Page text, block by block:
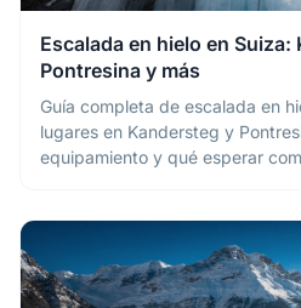
Escalada en hielo en Suiza:
Pontresina y más
Guía completa de escalada en
lugares en Kandersteg y
equipamiento y qué esperar